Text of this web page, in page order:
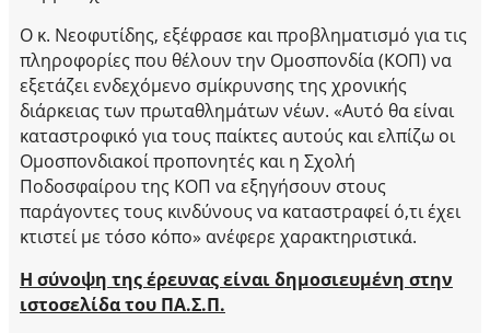
Ο κ. Νεοφυτίδης, εξέφρασε και προβληματισμό για τις
πληροφορίες που θέλουν την Ομοσπονδία (ΚΟΠ) να
εξετάζει ενδεχόμενο σμίκρυνσης της χρονικής
διάρκειας των πρωταθλημάτων νέων. «Αυτό θα είναι
καταστροφικό για τους παίκτες αυτούς και ελπίζω οι
Ομοσπονδιακοί προπονητές και η Σχολή
Ποδοσφαίρου της ΚΟΠ να εξηγήσουν στους
παράγοντες τους κινδύνους να καταστραφεί ό,τι έχει
κτιστεί με τόσο κόπο» ανέφερε χαρακτηριστικά.
Η σύνοψη της έρευνας είναι δημοσιευμένη στην
ιστοσελίδα του ΠΑ.Σ.Π.